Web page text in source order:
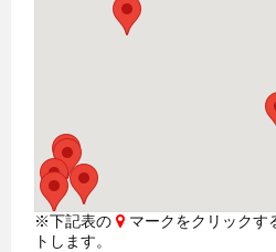
※下記表の
マークをクリックす
トします。